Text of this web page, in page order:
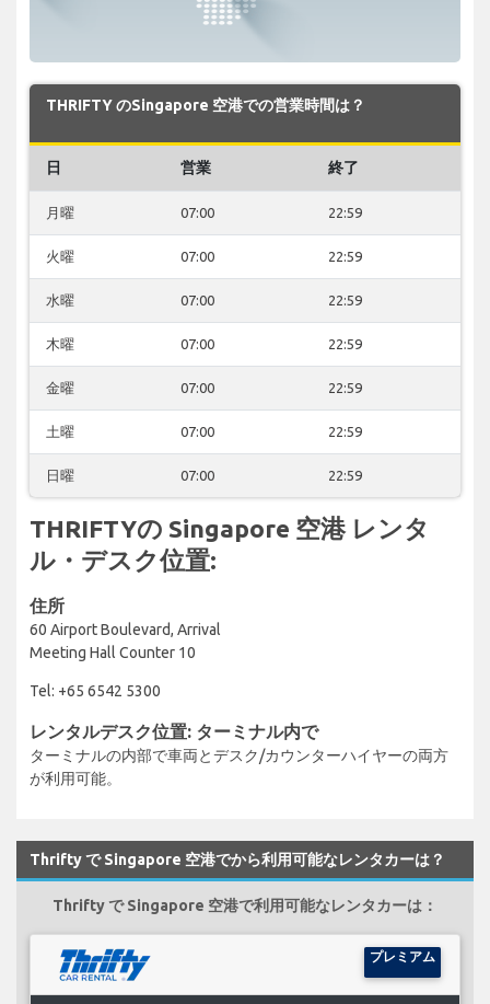
THRIFTY のSingapore 空港での営業時間は？
日 営業 終了
月曜 07:00 22:59
火曜 07:00 22:59
水曜 07:00 22:59
木曜 07:00 22:59
金曜 07:00 22:59
土曜 07:00 22:59
日曜 07:00 22:59
THRIFTYの Singapore 空港 レンタ
ル・デスク位置:
住所
60 Airport Boulevard, Arrival
Meeting Hall Counter 10
Tel: +65 6542 5300
レンタルデスク位置: ターミナル内で
ターミナルの内部で車両とデスク/カウンターハイヤーの両方
が利用可能。
Thrifty で Singapore 空港でから利用可能なレンタカーは？
Thrifty で Singapore 空港で利用可能なレンタカーは：
プレミアム